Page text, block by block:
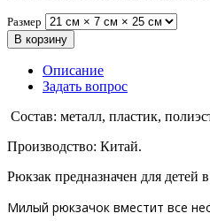
Размер
В корзину
Описание
Задать вопрос
Состав: металл, пластик,
Производство: Китай.
Рюкзак предназначен для детей
Милый рюкзачок вместит все